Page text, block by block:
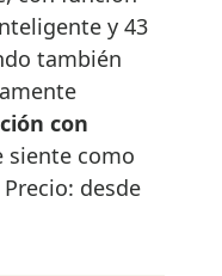
y 43
también
con
siente como
desde